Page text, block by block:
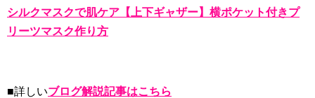
シルクマスクで肌ケア【上下ギャザー】横ポケット付きプ
リーツマスク作り方
■詳しいブログ解説記事はこちら